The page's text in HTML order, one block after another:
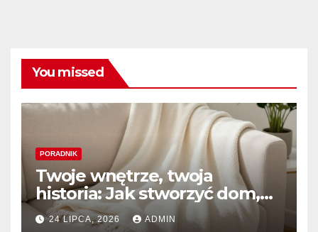
You missed
PORADNIK
Twoje wnętrze, twoja
historia: Jak stworzyć dom,
który naprawdę kochasz
24 LIPCA, 2026 ADMIN